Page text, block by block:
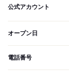
公式アカウント
オープン日
電話番号